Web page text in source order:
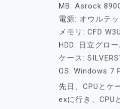
MB: Asrock
電源: オウルテ
メモリ: CFD
HDD: 日立グロ
ケース:
OS: Windows 7
先日、CPUとケ
exに行き、CPU